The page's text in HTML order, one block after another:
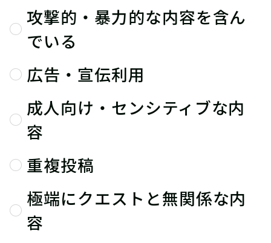
攻撃的・暴力的な内容を含ん
でいる
広告・宣伝利用
成人向け・センシティブな内
容
重複投稿
極端にクエストと無関係な内
容